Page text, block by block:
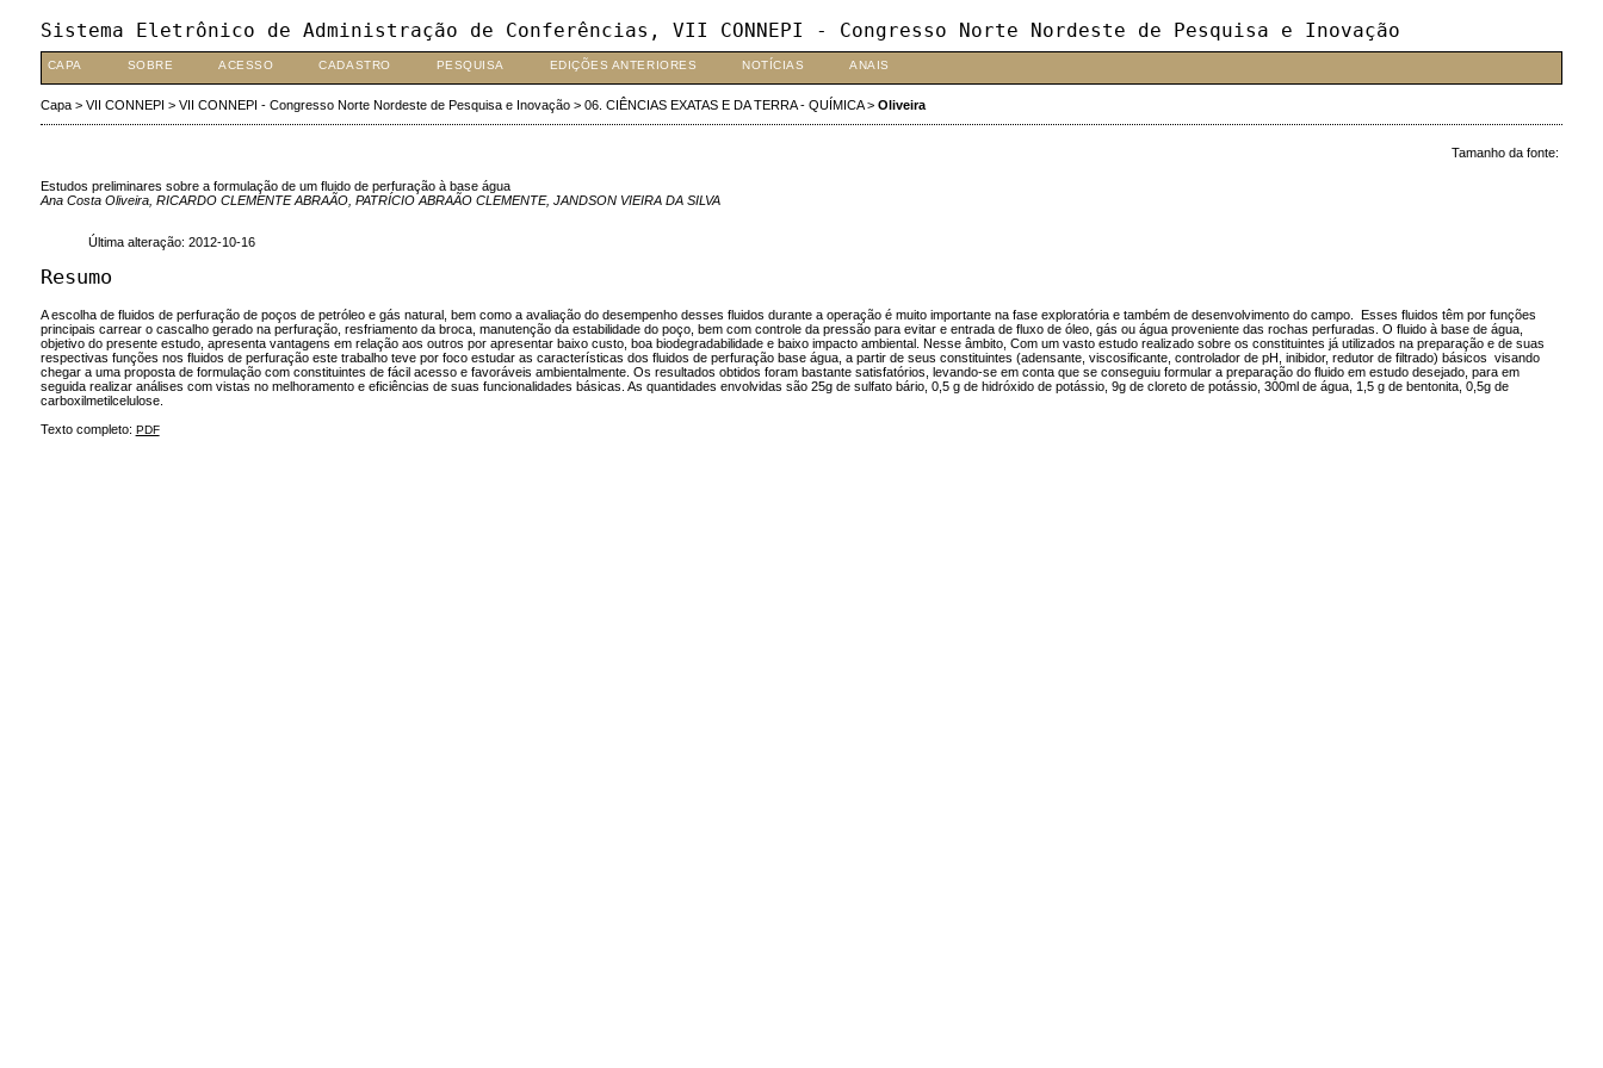
Sistema Eletrônico de Administração de Conferências, VII CONNEPI - Congresso Norte Nordeste de Pesquisa e Inovação
CAPA SOBRE ACESSO CADASTRO PESQUISA EDIÇÕES ANTERIORES NOTÍCIAS ANAIS
Capa> VII CONNEPI > VII CONNEPI - Congresso Norte Nordeste de Pesquisa e Inovação> 06. CIÊNCIAS EXATAS E DA TERRA - QUÍMICA> Oliveira
Tamanho da fonte:
Estudos preliminares sobre a formulação de um fluido de perfuração à base água
Ana Costa Oliveira, RICARDO CLEMENTE ABRAÃO, PATRÍCIO ABRAÃO CLEMENTE, JANDSON VIEIRA DA SILVA
Última alteração: 2012-10-16
Resumo
A escolha de fluidos de perfuração de poços de petróleo e gás natural, bem como a avaliação do desempenho desses fluidos durante a operação é muito importante na fase exploratória e também de desenvolvimento do campo. Esses fluidos têm por funções
principais carrear o cascalho gerado na perfuração, resfriamento da broca, manutenção da estabilidade do poço, bem com controle da pressão para evitar e entrada de fluxo de óleo, gás ou água proveniente das rochas perfuradas. O fluido à base de água,
objetivo do presente estudo, apresenta vantagens em relação aos outros por apresentar baixo custo, boa biodegradabilidade e baixo impacto ambiental. Nesse âmbito, Com um vasto estudo realizado sobre os constituintes já utilizados na preparação e de suas
respectivas funções nos fluidos de perfuração este trabalho teve por foco estudar as características dos fluidos de perfuração base água, a partir de seus constituintes (adensante, viscosificante, controlador de pH, inibidor, redutor de filtrado) básicos visando
chegar a uma proposta de formulação com constituintes de fácil acesso e favoráveis ambientalmente. Os resultados obtidos foram bastante satisfatórios, levando-se em conta que se conseguiu formular a preparação do fluido em estudo desejado, para em
seguida realizar análises com vistas no melhoramento e eficiências de suas funcionalidades básicas. As quantidades envolvidas são 25g de sulfato bário, 0,5 g de hidróxido de potássio, 9g de cloreto de potássio, 300ml de água, 1,5 g de bentonita, 0,5g de
carboxilmetilcelulose.
Texto completo: PDF